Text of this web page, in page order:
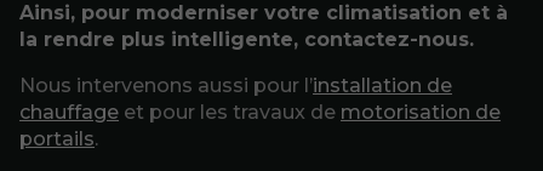
Ainsi, pour moderniser votre climatisation et à
la rendre plus intelligente, contactez-nous.
Nous intervenons aussi pour l’installation de
chauffage et pour les travaux de motorisation de
portails.